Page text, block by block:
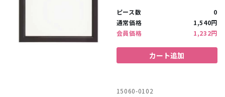
ピース数
0
通常価格
1,540円
会員価格
1,232円
カート追加
15060-0102